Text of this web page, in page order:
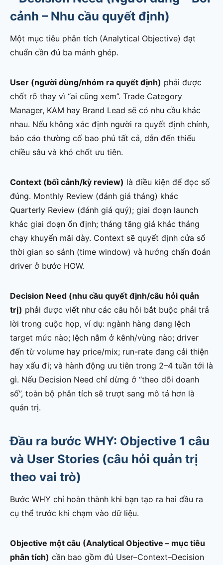
cảnh – Nhu cầu quyết định)
Một mục tiêu phân tích (Analytical Objective) đạt
chuẩn cần đủ ba mảnh ghép.
User (người dùng/nhóm ra quyết định) phải được
chốt rõ thay vì “ai cũng xem”. Trade Category
Manager, KAM hay Brand Lead sẽ có nhu cầu khác
nhau. Nếu không xác định người ra quyết định chính,
báo cáo thường cố bao phủ tất cả, dẫn đến thiếu
chiều sâu và khó chốt ưu tiên.
Context (bối cảnh/kỳ review) là điều kiện để đọc số
đúng. Monthly Review (đánh giá tháng) khác
Quarterly Review (đánh giá quý); giai đoạn launch
khác giai đoạn ổn định; tháng tăng giá khác tháng
chạy khuyến mãi dày. Context sẽ quyết định cửa sổ
thời gian so sánh (time window) và hướng chẩn đoán
driver ở bước HOW.
Decision Need (nhu cầu quyết định/câu hỏi quản
trị) phải được viết như các câu hỏi bắt buộc phải trả
lời trong cuộc họp, ví dụ: ngành hàng đang lệch
target mức nào; lệch nằm ở kênh/vùng nào; driver
đến từ volume hay price/mix; run-rate đang cải thiện
hay xấu đi; và hành động ưu tiên trong 2–4 tuần tới là
gì. Nếu Decision Need chỉ dừng ở “theo dõi doanh
số”, toàn bộ phân tích sẽ trượt sang mô tả hơn là
quản trị.
Đầu ra bước WHY: Objective 1 câu
và User Stories (câu hỏi quản trị
theo vai trò)
Bước WHY chỉ hoàn thành khi bạn tạo ra hai đầu ra
cụ thể trước khi chạm vào dữ liệu.
Objective một câu (Analytical Objective – mục tiêu
phân tích) cần bao gồm đủ User–Context–Decision